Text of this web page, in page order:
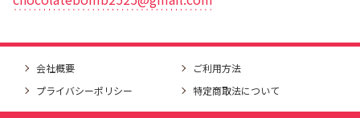
会社概要
ご利用方法
プライバシーポリシー
特定商取法について